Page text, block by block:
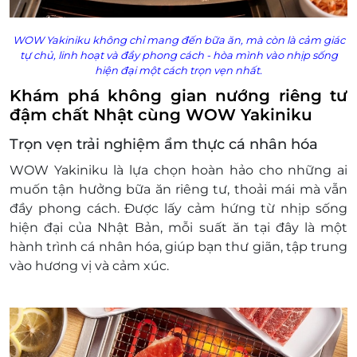
WOW Yakiniku không chỉ mang đến bữa ăn, mà còn là cảm giác
tự chủ, linh hoạt và đầy phong cách - hòa mình vào nhịp sống
hiện đại một cách trọn vẹn nhất.
Khám phá không gian nướng riêng tư
đậm chất Nhật cùng WOW Yakiniku
Trọn vẹn trải nghiệm ẩm thực cá nhân hóa
WOW Yakiniku là lựa chọn hoàn hảo cho những ai
muốn tận hưởng bữa ăn riêng tư, thoải mái mà vẫn
đầy phong cách. Được lấy cảm hứng từ nhịp sống
hiện đại của Nhật Bản, mỗi suất ăn tại đây là một
hành trình cá nhân hóa, giúp bạn thư giãn, tập trung
vào hương vị và cảm xúc.